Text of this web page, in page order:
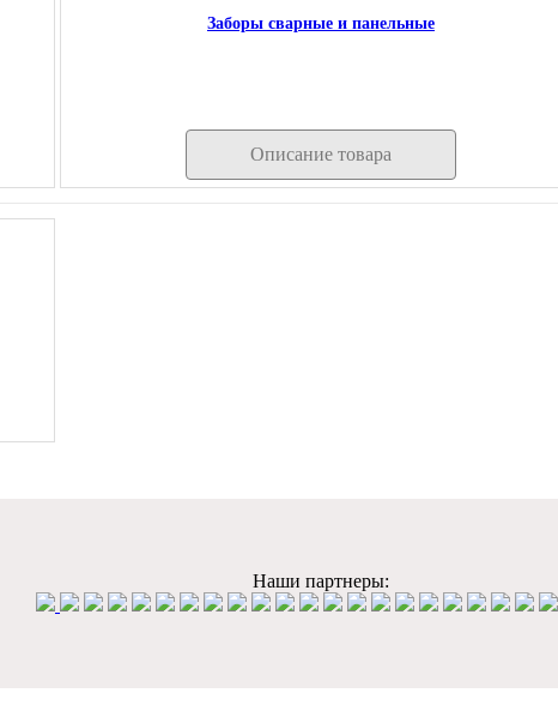
Заборы сварные и панельные
Описание товара
Наши партнеры: